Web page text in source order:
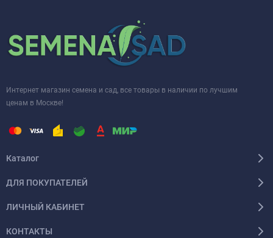
Интернет магазин семена и сад, все товары в наличии по лучшим
ценам в Москве!
Каталог
ДЛЯ ПОКУПАТЕЛЕЙ
ЛИЧНЫЙ КАБИНЕТ
КОНТАКТЫ